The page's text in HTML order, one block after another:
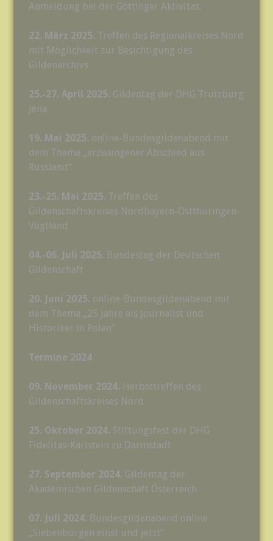
Anmeldung bei der Göttinger Aktivitas.
22. März 2025. Treffen des Regionalkreises Nord
mit Möglichkeit zur Besichtigung des
Gildenarchivs
25.-27. April 2025. Gildentag der DHG Trutzburg
Jena
19. Mai 2025. online-Bundesgildenabend mit
dem Thema „erzwungener Abschied aus
Russland“
23.-25. Mai 2025. Treffen des
Gildenschaftskreises Nordbayern-Ostthüringen-
Vogtland
04.-06. Juli 2025. Bundestag der Deutschen
Gildenschaft
20. Juni 2025. online-Bundesgildenabend mit
dem Thema „25 Jahre als Journalist und
Historiker in Polen“
Termine 2024
09. November 2024. Herbsttreffen des
Gildenschaftskreises Nord
25. Oktober 2024. Stiftungsfest der DHG
Fidelitas-Karlstein zu Darmstadt
27. September 2024. Gildentag der
Akademischen Gildenschaft Österreich
07. Juli 2024. Bundesgildenabend online
„Siebenbürgen einst und jetzt“